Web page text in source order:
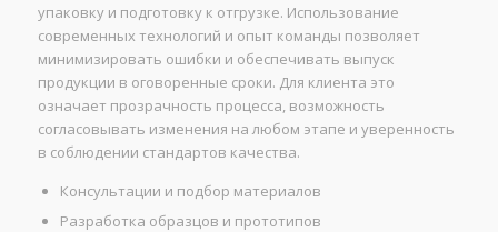
упаковку и подготовку к отгрузке. Использование
современных технологий и опыт команды позволяет
минимизировать ошибки и обеспечивать выпуск
продукции в оговоренные сроки. Для клиента это
означает прозрачность процесса, возможность
согласовывать изменения на любом этапе и уверенность
в соблюдении стандартов качества.
Консультации и подбор материалов
Разработка образцов и прототипов